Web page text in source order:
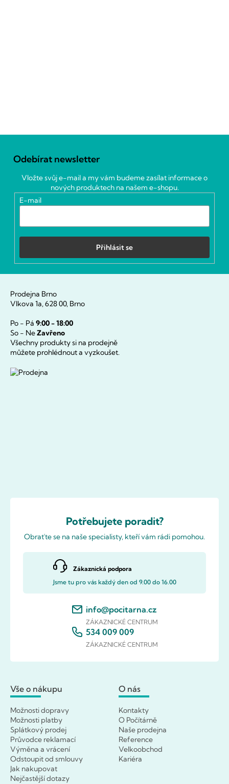
Odebírat newsletter
Vložte svůj e-mail a my vám budeme zasílat informace o
nových produktech na našem e-shopu.
E-mail
Přihlásit se
Prodejna Brno
Vlkova 1a, 628 00, Brno
Po - Pá 9:00 - 18:00
So - NeZavřeno
Všechny produkty si na prodejně
můžete prohlédnout a vyzkoušet.
Potřebujete poradit?
Obraťte se na naše specialisty, kteří vám rádi pomohou.
Zákaznická podpora
Jsme tu pro vás každý den od 9.00 do 16.00
info@pocitarna.cz
ZÁKAZNICKÉ CENTRUM
534 009 009
ZÁKAZNICKÉ CENTRUM
Vše o nákupu
Možnosti dopravy
Možnosti platby
Splátkový prodej
Průvodce reklamací
Výměna a vrácení
Odstoupit od smlouvy
Jak nakupovat
Nejčastější dotazy
O nás
Kontakty
O Počítárně
Naše prodejna
Reference
Velkoobchod
Kariéra